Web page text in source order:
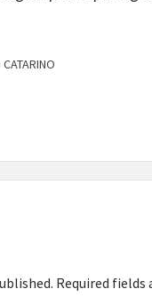
Required fields